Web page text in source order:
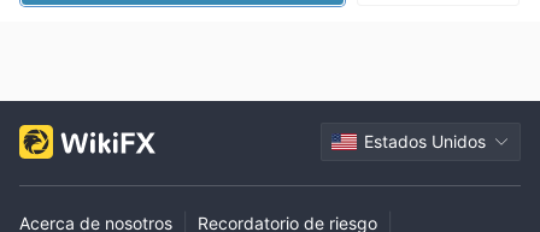
Estados Unidos
Acerca de nosotros Recordatorio de riesgo